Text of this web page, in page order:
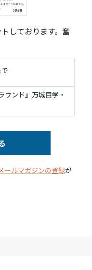
しております。奮
ウンド』万城目学・
ールマガジンの登録が